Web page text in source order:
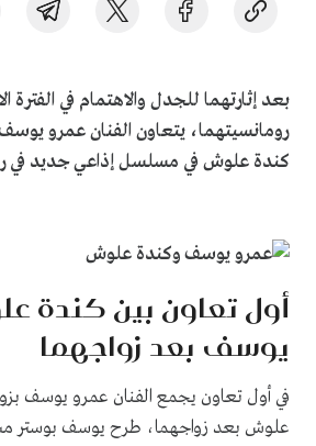
بعد إثارتهما للجدل والاهتمام في الفترة
رومانسيتهما، يتعاون الفنان عمرو يوسف
كندة علوش في مسلسل إذاعي جديد في
أول تعاون بين كندة
يوسف بعد زواجهما
في أول تعاون يجمع الفنان عمرو يوسف
علوش بعد زواجهما، طرح يوسف بوستر